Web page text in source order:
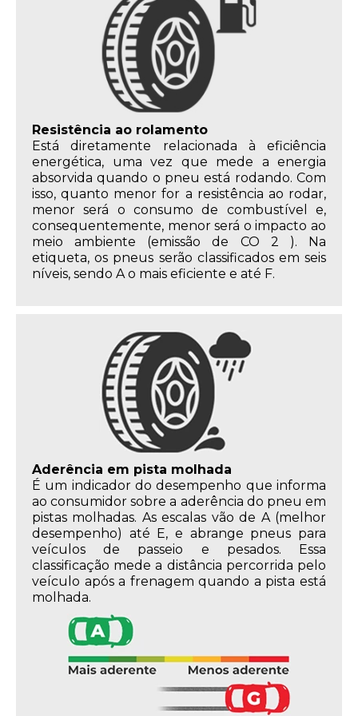
Resistência ao rolamento
Está diretamente relacionada à eficiência
energética, uma vez que mede a energia
absorvida quando o pneu está rodando. Com
isso, quanto menor for a resistência ao rodar,
menor será o consumo de combustível e,
consequentemente, menor será o impacto ao
meio ambiente (emissão de CO 2 ). Na
etiqueta, os pneus serão classificados em seis
níveis, sendo A o mais eficiente e até F.
Aderência em pista molhada
É um indicador do desempenho que informa
ao consumidor sobre a aderência do pneu em
pistas molhadas. As escalas vão de A (melhor
desempenho) até E, e abrange pneus para
veículos de passeio e pesados. Essa
classificação mede a distância percorrida pelo
veículo após a frenagem quando a pista está
molhada.